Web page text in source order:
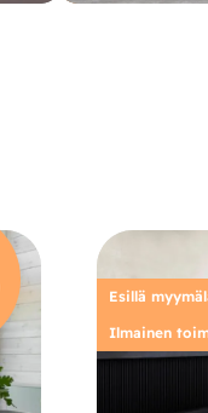
Esillä
Ilmainen